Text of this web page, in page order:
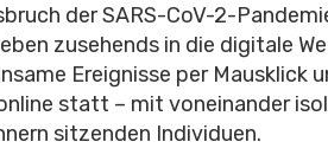
der SARS-CoV-2-
zusehends in die digitale
Ereignisse per Mausklick
statt – mit voneinander
sitzenden Individuen.